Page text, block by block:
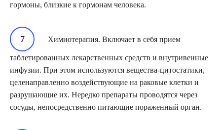
гормоны, близкие к гормонам человека.
Химиотерапия. Включает в себя прием
таблетированных лекарственных средств и внутривенные
инфузии. При этом используются вещества-цитостатики,
целенаправленно воздействующие на раковые клетки и
разрушающие их. Нередко препараты проводятся через
сосуды, непосредственно питающие пораженный орган.